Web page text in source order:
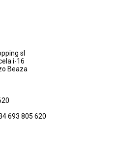
sl
i-16
Beaza
693 805 620